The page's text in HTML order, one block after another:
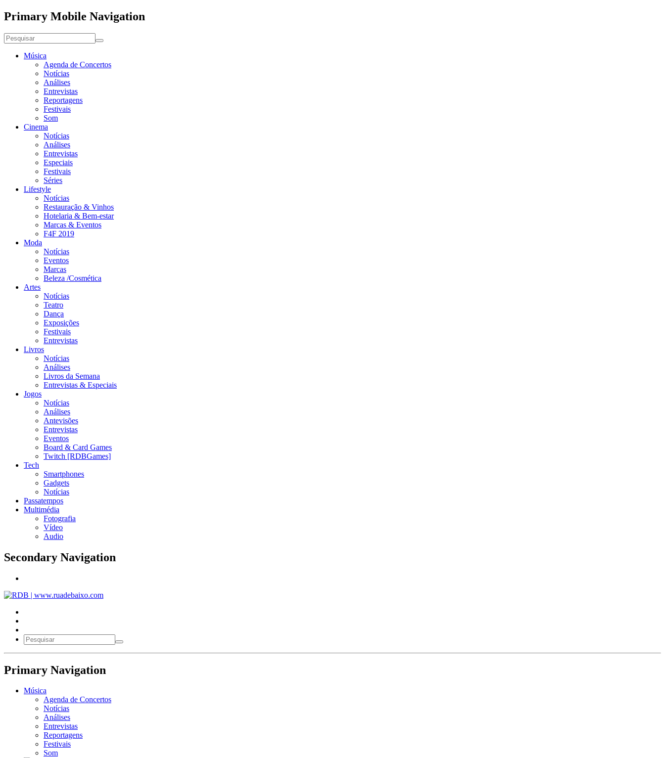
Primary Mobile Navigation
Música
Agenda de Concertos
Notícias
Análises
Entrevistas
Reportagens
Festivais
Som
Cinema
Notícias
Análises
Entrevistas
Especiais
Festivais
Séries
Lifestyle
Notícias
Restauração & Vinhos
Hotelaria & Bem-estar
Marcas & Eventos
F4F 2019
Moda
Notícias
Eventos
Marcas
Beleza /Cosmética
Artes
Notícias
Teatro
Dança
Exposições
Festivais
Entrevistas
Livros
Notícias
Análises
Livros da Semana
Entrevistas & Especiais
Jogos
Notícias
Análises
Antevisões
Entrevistas
Eventos
Board & Card Games
Twitch [RDBGames]
Tech
Smartphones
Gadgets
Notícias
Passatempos
Multimédia
Fotografia
Vídeo
Audio
Secondary Navigation
Primary Navigation
Música
Agenda de Concertos
Notícias
Análises
Entrevistas
Reportagens
Festivais
Som